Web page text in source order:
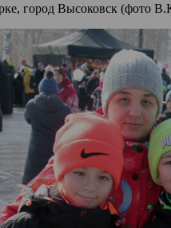
город Высоковск (фото